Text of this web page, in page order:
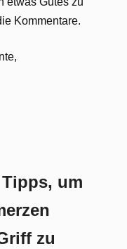
Kommentare.
um
zu